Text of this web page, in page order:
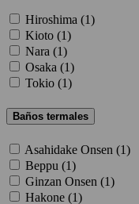
Hiroshima (1)
Kioto (1)
Nara (1)
Osaka (1)
Tokio (1)
Baños termales
Asahidake Onsen (1)
Beppu (1)
Ginzan Onsen (1)
Hakone (1)